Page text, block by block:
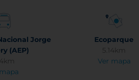
Jorge
(AEP)
Ecoparque
5.14km
Ver mapa